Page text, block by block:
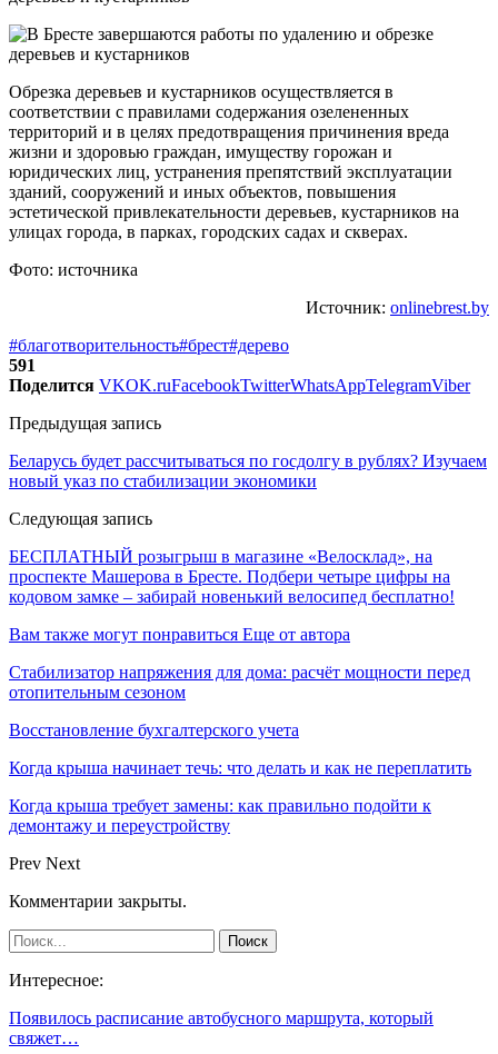
Обрезка деревьев и кустарников осуществляется в
соответствии с правилами содержания озелененных
территорий и в целях предотвращения причинения вреда
жизни и здоровью граждан, имуществу горожан и
юридических лиц, устранения препятствий эксплуатации
зданий, сооружений и иных объектов, повышения
эстетической привлекательности деревьев, кустарников на
улицах города, в парках, городских садах и скверах.
Фото: источника
Источник: onlinebrest.by
#благотворительность#брест#дерево
591
Поделится VKOK.ruFacebookTwitterWhatsAppTelegramViber
Предыдущая запись
Беларусь будет рассчитываться по госдолгу в рублях? Изучаем
новый указ по стабилизации экономики
Следующая запись
БЕСПЛАТНЫЙ розыгрыш в магазине «Велосклад», на
проспекте Машерова в Бресте. Подбери четыре цифры на
кодовом замке – забирай новенький велосипед бесплатно!
Вам также могут понравиться Еще от автора
Стабилизатор напряжения для дома: расчёт мощности перед
отопительным сезоном
Восстановление бухгалтерского учета
Когда крыша начинает течь: что делать и как не переплатить
Когда крыша требует замены: как правильно подойти к
демонтажу и переустройству
Prev Next
Комментарии закрыты.
Интересное:
Появилось расписание автобусного маршрута, который
свяжет…